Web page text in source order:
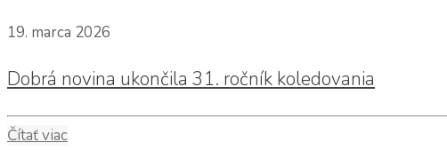
19. marca 2026
Dobrá novina ukončila 31. ročník koledovania
Čítať viac